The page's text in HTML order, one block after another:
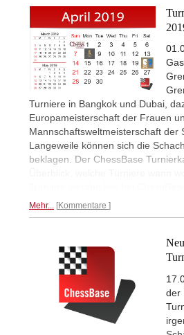
Turniere in Bangkok und Dubai,
Europameisterschaft der Frauen
Mannschaftsweltmeisterschaft der
Langeweile können sich die
beklagen. Der ChessBase
Mehr... Kommentare
der